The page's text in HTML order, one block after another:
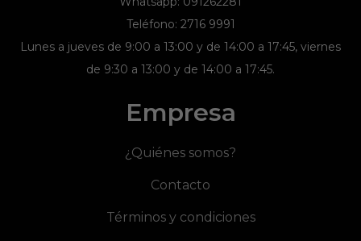
Teléfono: 2716 9991
Lunes a jueves de 9:00 a 13:00 y de 14:00 a 17:45, viernes
de 9:30 a 13:00 y de 14:00 a 17:45.
Empresa
¿Quiénes somos?
Contacto
Términos y condiciones